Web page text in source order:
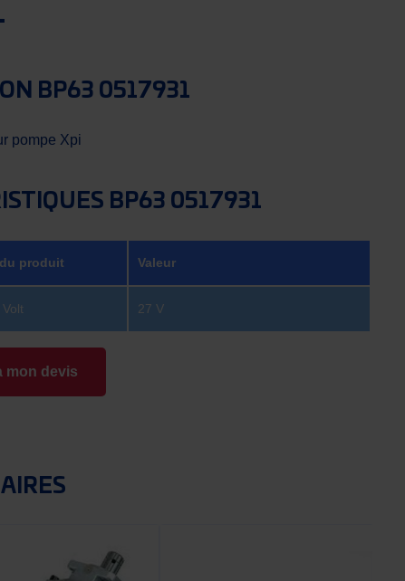
BP63 0517931
pompe Xpi
BP63 0517931
produit Valeur
27 V
mon devis